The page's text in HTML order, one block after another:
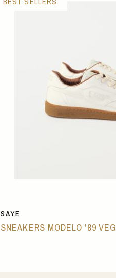
SAYE
SNEAKERS MODELO '89